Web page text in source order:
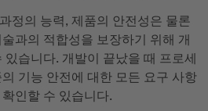
정의 능력, 제품의 안전성은 물론
과의 적합성을 보장하기 위해 개
있습니다. 개발이 끝났을 때 프로세
기능 안전에 대한 모든 요구 사항
인할 수 있습니다.